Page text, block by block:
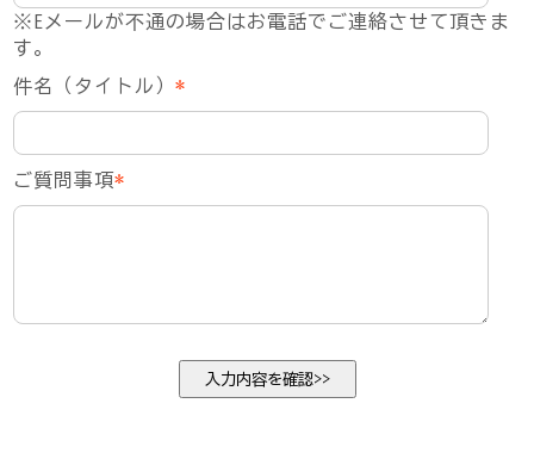
※Eメールが不通の場合はお電話でご連絡させて頂きま
す。
件名（タイトル）*
ご質問事項*